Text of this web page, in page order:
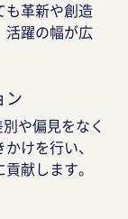
も革新や創造
活躍の幅が広
ン
や偏見をなく
けを行い、
献します。